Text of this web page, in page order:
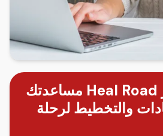
يمكن لمستشار Heal Road مساعدتك
والتخطيط لرحلة